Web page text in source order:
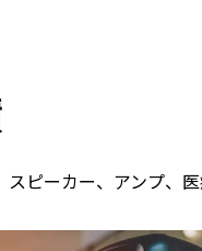
スピーカー、アンプ、